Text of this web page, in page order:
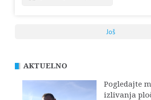
Još
AKTUELNO
Pogledajte
izlivanja